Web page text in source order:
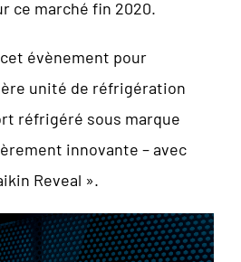
ce marché fin 2020.
évènement pour
unité de réfrigération
réfrigéré sous marque
innovante – avec
Reveal ».